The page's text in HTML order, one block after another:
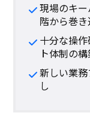
現場のキ
階から巻
十分な操
ト体制の
新しい業
し